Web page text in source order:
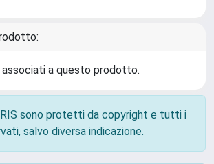
associati a questo prodotto.
sono protetti da copyright e tutti i
salvo diversa indicazione.